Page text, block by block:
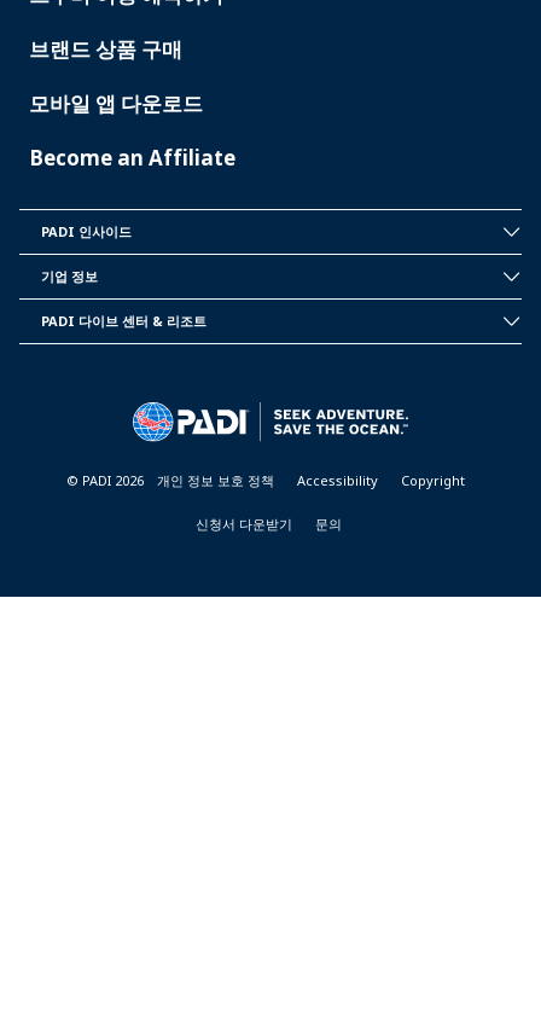
브랜드 상품 구매
모바일 앱 다운로드
Become an Affiliate
PADI
PADI 인사이드
INFORMATION
기업 정보
PADI 다이브 센터 & 리조트
© PADI 2026 개인 정보 보호 정책 Accessibility Copyright
신청서 다운받기 문의